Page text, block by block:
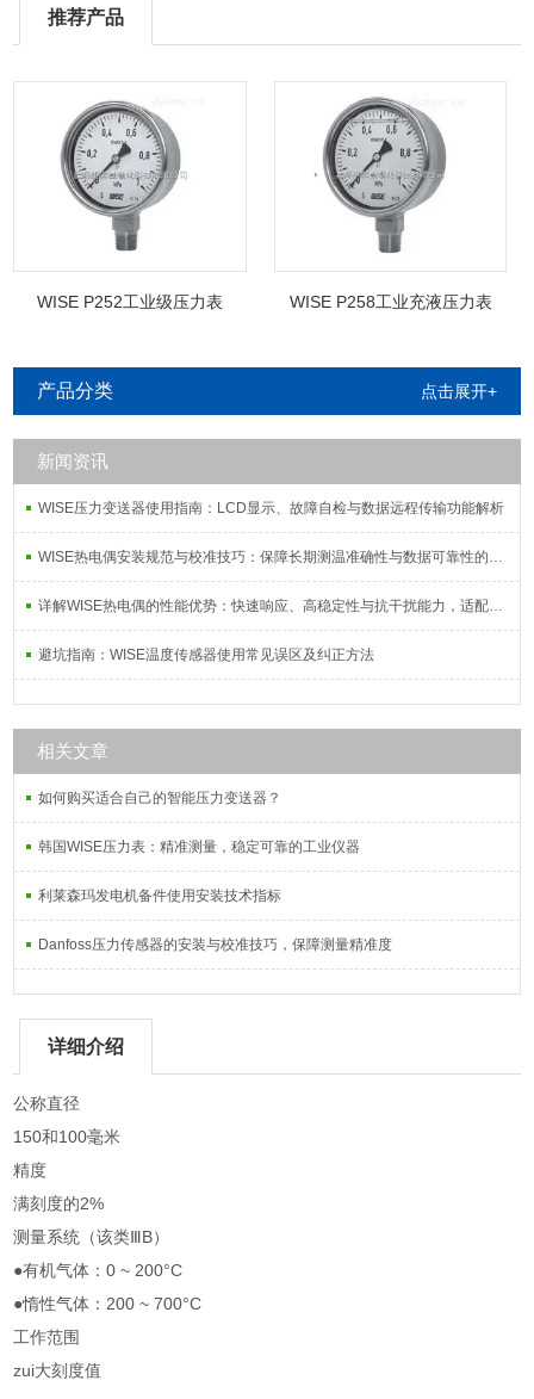
推荐产品
WISE P252工业级压力表 WISE P258工业充液压力表
产品分类 点击展开+
新闻资讯
WISE压力变送器使用指南：LCD显示、故障自检与数据远程传输功能解析
WISE热电偶安装规范与校准技巧：保障长期测温准确性与数据可靠性的系统方案
详解WISE热电偶的性能优势：快速响应、高稳定性与抗干扰能力，适配复杂工况需求
避坑指南：WISE温度传感器使用常见误区及纠正方法
相关文章
如何购买适合自己的智能压力变送器？
韩国WISE压力表：精准测量，稳定可靠的工业仪器
利莱森玛发电机备件使用安装技术指标
Danfoss压力传感器的安装与校准技巧，保障测量精准度
详细介绍
公称直径
150和100毫米
精度
满刻度的2%
测量系统（该类ⅢB）
●有机气体：0 ~ 200°C
●惰性气体：200 ~ 700°C
工作范围
zui大刻度值